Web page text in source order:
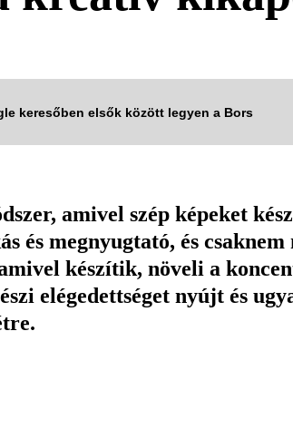
keresőben elsők között legyen a Bors
amivel szép képeket
és megnyugtató, és
készítik, növeli a
elégedettséget nyújt és